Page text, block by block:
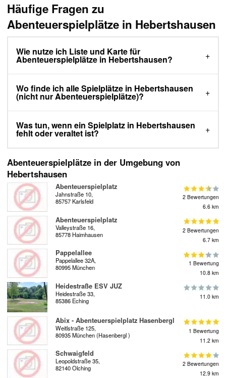
Häufige Fragen zu
Abenteuerspielplätze in Hebertshausen
Wie nutze ich Liste und Karte für
Abenteuerspielplätze in Hebertshausen?
Wo finde ich alle Spielplätze in Hebertshausen
(nicht nur Abenteuerspielplätze)?
Was tun, wenn ein Spielplatz in Hebertshausen
fehlt oder veraltet ist?
Abenteuerspielplätze in der Umgebung von
Hebertshausen
Abenteuerspielplatz
Jahnstraße 10,
85757 Karlsfeld
2 Bewertungen
6.6 km
Abenteuerspielplatz
Valleystraße 16,
85778 Haimhausen
2 Bewertungen
6.7 km
Pappelallee
Pappelallee 32A,
80995 München
1 Bewertung
10.8 km
Heidestraße ESV JUZ
Heidestraße 33,
85386 Eching
11.0 km
Abix - Abenteuerspielplatz Hasenbergl
Weitlstraße 125,
80935 München (Hasenbergl )
1 Bewertung
11.2 km
Schwaigfeld
Leopoldstraße 35,
82140 Olching
2 Bewertungen
12.9 km